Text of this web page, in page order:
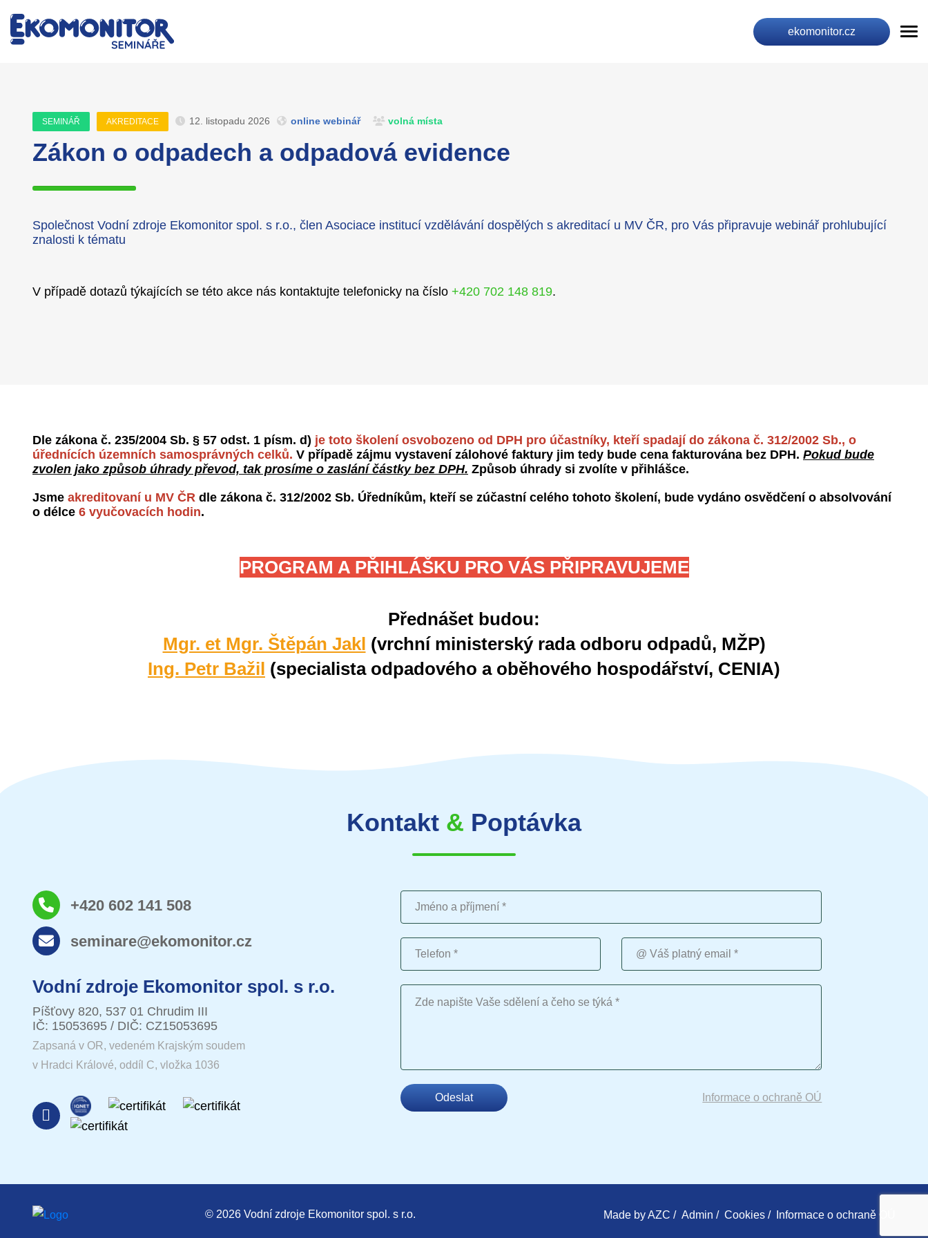
ekomonitor.cz
SEMINÁŘ AKREDITACE 12. listopadu 2026 online webinář volná místa
Zákon o odpadech a odpadová evidence
Společnost Vodní zdroje Ekomonitor spol. s r.o., člen Asociace institucí vzdělávání dospělých s akreditací u MV ČR, pro Vás připravuje webinář prohlubující
znalosti k tématu
V případě dotazů týkajících se této akce nás kontaktujte telefonicky na číslo +420 702 148 819.
Dle zákona č. 235/2004 Sb. § 57 odst. 1 písm. d) je toto školení osvobozeno od DPH pro účastníky, kteří spadají do zákona č. 312/2002 Sb., o
úřednících územních samosprávných celků. V případě zájmu vystavení zálohové faktury jim tedy bude cena fakturována bez DPH. Pokud bude
zvolen jako způsob úhrady převod, tak prosíme o zaslání částky bez DPH. Způsob úhrady si zvolíte v přihlášce.
Jsme akreditovaní u MV ČR dle zákona č. 312/2002 Sb. Úředníkům, kteří se zúčastní celého tohoto školení, bude vydáno osvědčení o absolvování
o délce 6 vyučovacích hodin.
PROGRAM A PŘIHLÁŠKU PRO VÁS PŘIPRAVUJEME
Přednášet budou:
Mgr. et Mgr. Štěpán Jakl (vrchní ministerský rada odboru odpadů, MŽP)
Ing. Petr Bažil (specialista odpadového a oběhového hospodářství, CENIA)
Kontakt & Poptávka
+420 602 141 508
seminare@ekomonitor.cz
Vodní zdroje Ekomonitor spol. s r.o.
Píšťovy 820, 537 01 Chrudim III
IČ: 15053695 / DIČ: CZ15053695
Zapsaná v OR, vedeném Krajským soudem
v Hradci Králové, oddíl C, vložka 1036
Jméno a příjmení
Telefon Váš platný email
Vaše sdělení
Odeslat Informace o ochraně OÚ
© 2026 Vodní zdroje Ekomonitor spol. s r.o. Made byAZC / Admin / Cookies / Informace o ochraně OÚ